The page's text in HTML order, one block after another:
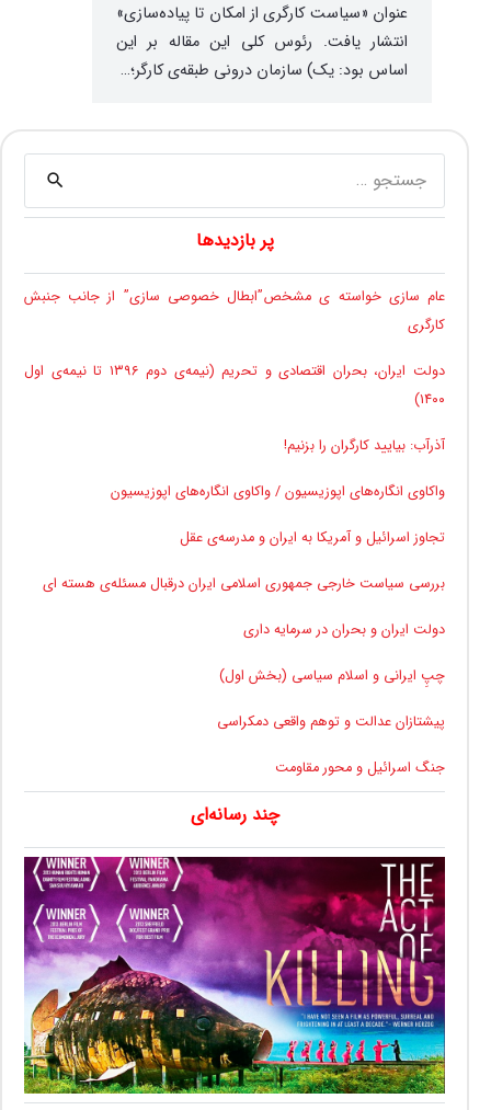
عنوان «سیاست کارگری از امکان تا پیاده‌سازی»
انتشار یافت. رئوس کلی این مقاله بر این
اساس بود: یک) سازمان درونی طبقه‌ی کارگر؛…
برای:
پر بازدیدها
عام سازی خواسته ی مشخص”ابطال خصوصی سازی” از جانب جنبش
کارگری
دولت ایران، بحران اقتصادی و تحریم (نیمه‌ی دوم ۱۳۹۶ تا نیمه‌ی اول
۱۴۰۰)
آذرآب: بیایید کارگران را بزنیم!
واکاوی انگاره‌های اپوزیسیون / واکاوی انگاره‌های اپوزیسیون
تجاوز اسرائیل و آمریکا به ایران و مدرسه‌ی عقل
بررسی سیاست خارجی جمهوری اسلامی ایران درقبال مسئله‌ی هسته ای
دولت ایران و بحران در سرمایه داری
چپِ ایرانی و اسلام سیاسی (بخش اول)
پیشتازان عدالت و توهم واقعی دمکراسی
جنگ اسرائیل و محور مقاومت
چند رسانه‌ای